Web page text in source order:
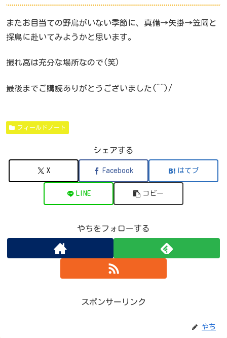
またお目当ての野鳥がいない季節に、真備→矢掛→笠岡と
探鳥に赴いてみようかと思います。
撮れ高は充分な場所なので(笑)
最後までご購読ありがとうございました(^^)/
フィールドノート
シェアする
X Facebook はてブ
LINE コピー
やちをフォローする
スポンサーリンク
やち